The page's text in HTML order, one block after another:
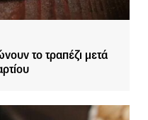
το τραπέζι μετά